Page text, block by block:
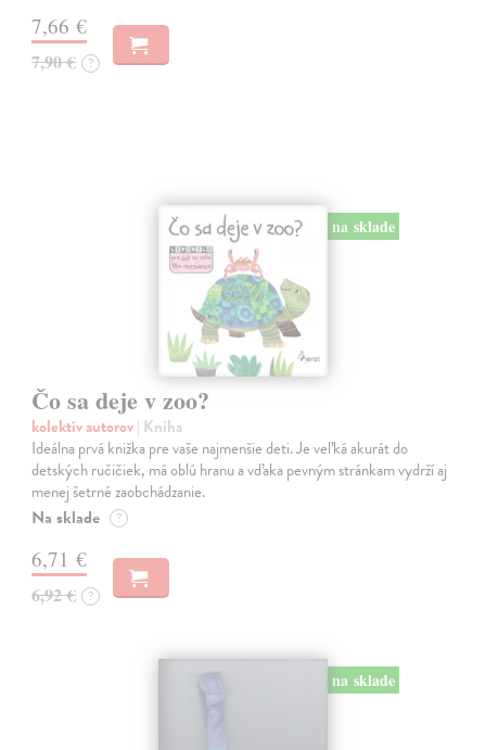
7,66 €
7,90 € ?
na sklade
Čo sa deje v zoo?
kolektív autorov| Kniha
Ideálna prvá knižka pre vaše najmenšie deti. Je veľká akurát do
detských ručičiek, má oblú hranu a vďaka pevným stránkam vydrží aj
menej šetrné zaobchádzanie.
Na sklade ?
6,71 €
6,92 € ?
na sklade